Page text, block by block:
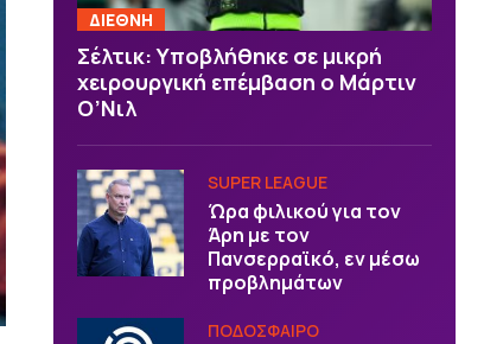
ΔΙΕΘΝΗ
Σέλτικ: Υποβλήθηκε σε μικρή
χειρουργική επέμβαση ο Μάρτιν
Ο’Νιλ
SUPER LEAGUE
Ώρα φιλικού για τον
Άρη με τον
Πανσερραϊκό, εν μέσω
προβλημάτων
ΠΟΔΟΣΦΑΙΡΟ